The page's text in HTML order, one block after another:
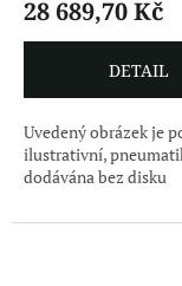
28 689,70 Kč
DETAIL
Uvedený obrázek je
ilustrativní,
dodávána bez disku